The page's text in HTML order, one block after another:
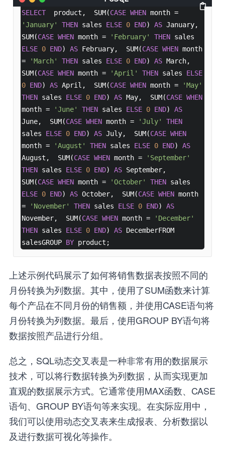
SELECT
  product,  SUM(
CASE WHEN
month =
'January'
THEN sales ELSE 0 END) AS January,
SUM(CASE WHEN month = 'February' THEN
ELSE 0 END) AS February,  SUM(CASE WHEN month
=
'March' THEN sales ELSE 0 END) AS March,
SUM(CASE WHEN month = 'April' THEN sales ELSE
0 END) AS April,  SUM(CASE WHEN month =
'May'
THEN sales ELSE 0 END) AS May,  SUM(CASE WHEN
month =
'June' THEN sales ELSE 0 END) AS
June,  SUM(CASE WHEN month = 'July'
THEN
sales ELSE 0 END) AS July,  SUM(CASE WHEN
month =
'August' THEN sales ELSE 0 END) AS
August,  SUM(CASE WHEN month =
'September'
THEN sales ELSE 0 END) AS September,
SUM(CASE WHEN month = 'October' THEN
ELSE 0 END) AS October,  SUM(CASE WHEN month
=
'November' THEN sales ELSE 0 END) AS
November,  SUM(CASE WHEN month =
'December'
THEN sales ELSE 0 END) AS DecemberFROM
salesGROUP BY product;
上述示例代码展示了如何将销售数据表按照不同的
月份转换为列数据。其中，使用了SUM函数来计算
每个产品在不同月份的销售额，并使用CASE语句将
月份转换为列数据。最后，使用GROUP BY语句将
数据按照产品进行分组。
总之，SQL动态交叉表是一种非常有用的数据展示
技术，可以将行数据转换为列数据，从而实现更加
直观的数据展示方式。它通常使用MAX函数、CASE
语句、GROUP BY语句等来实现。在实际应用中，
我们可以使用动态交叉表来生成报表、分析数据以
及进行数据可视化等操作。